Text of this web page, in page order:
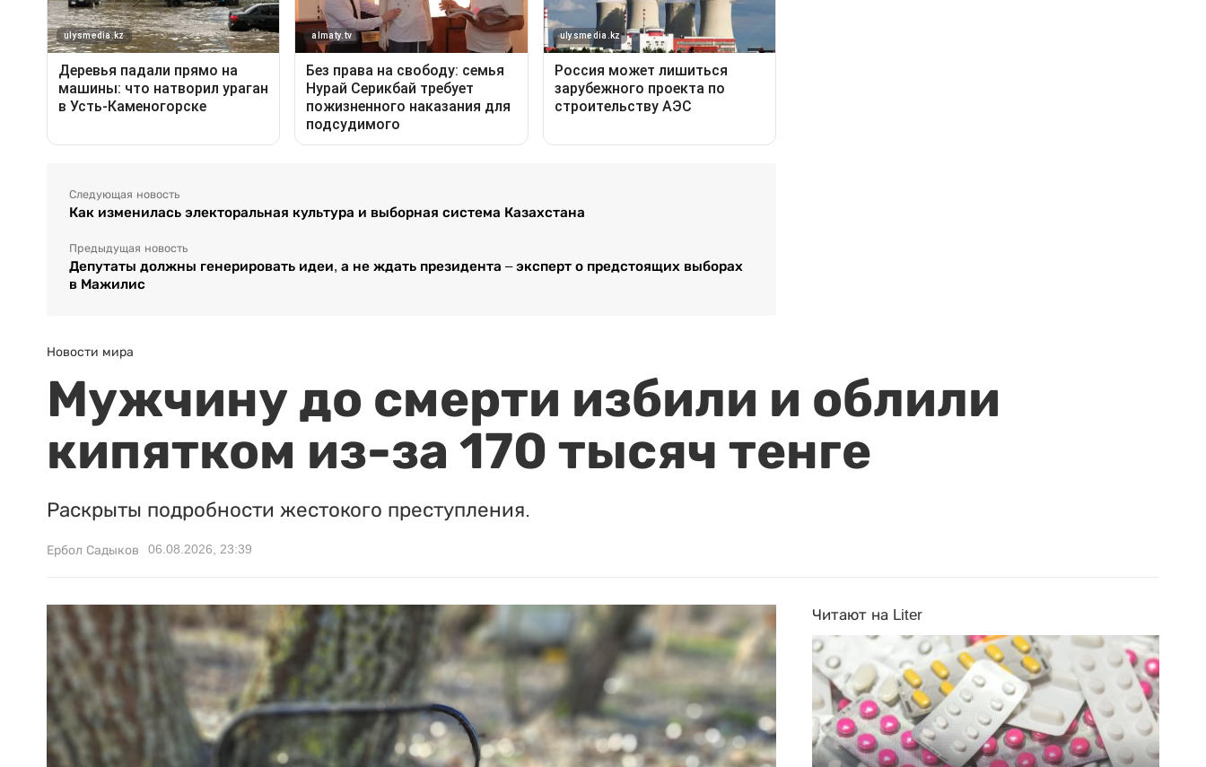
Следующая новость
Как изменилась электоральная культура и выборная система Казахстана
Предыдущая новость
Депутаты должны генерировать идеи, а не ждать президента – эксперт о предстоящих выборах
в Мажилис
Новости мира
Мужчину до смерти избили и облили
кипятком из-за 170 тысяч тенге
Раскрыты подробности жестокого преступления.
Ербол Садыков 06.08.2026, 23:39
Читают на Liter